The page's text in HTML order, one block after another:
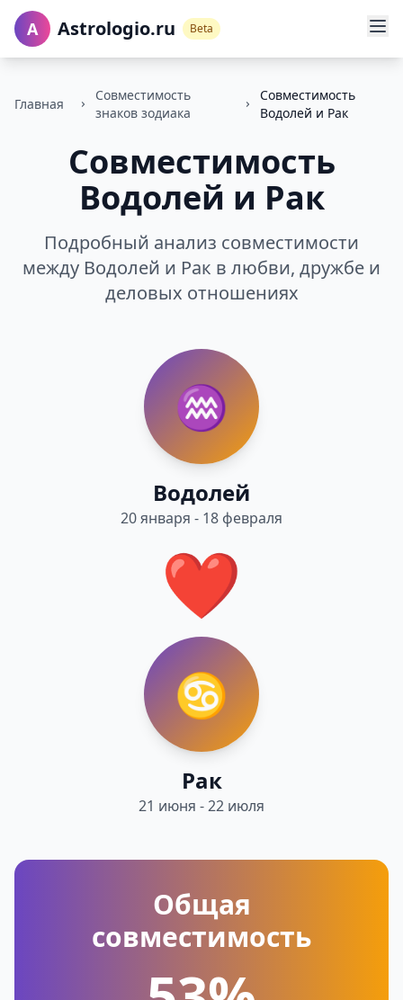
A Astrologio.ru Beta
Главная
Совместимость
знаков зодиака
Совместимость
Водолей и Рак
Совместимость
Водолей и Рак
Подробный анализ совместимости
между Водолей и Рак в любви, дружбе и
деловых отношениях
♒
Водолей
20 января - 18 февраля
❤️
♋
Рак
21 июня - 22 июля
Общая
совместимость